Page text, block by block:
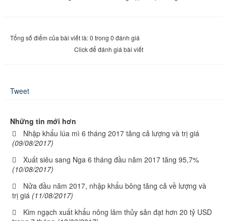
Tổng số điểm của bài viết là: 0 trong 0 đánh giá
Click để đánh giá bài viết
Tweet
Những tin mới hơn
Nhập khẩu lúa mì 6 tháng 2017 tăng cả lượng và trị giá
(09/08/2017)
Xuất siêu sang Nga 6 tháng đầu năm 2017 tăng 95,7%
(10/08/2017)
Nửa đầu năm 2017, nhập khẩu bông tăng cả về lượng và
trị giá (11/08/2017)
Kim ngạch xuất khẩu nông lâm thủy sản đạt hơn 20 tỷ USD